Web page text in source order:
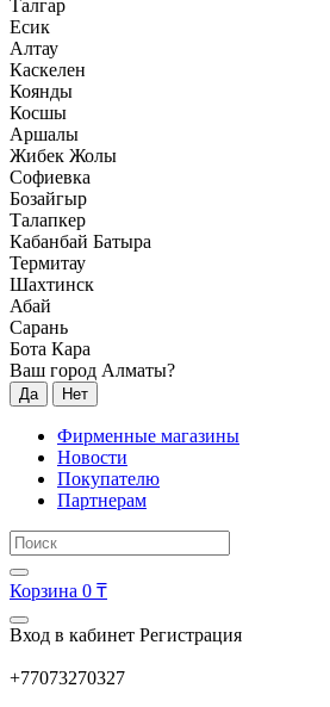
Талгар
Есик
Алтау
Каскелен
Коянды
Косшы
Аршалы
Жибек Жолы
Софиевка
Бозайгыр
Талапкер
Кабанбай Батыра
Термитау
Шахтинск
Абай
Сарань
Бота Кара
Ваш город Алматы?
Да Нет
Фирменные магазины
Новости
Покупателю
Партнерам
Корзина 0 ₸
Вход в кабинет Регистрация
+77073270327